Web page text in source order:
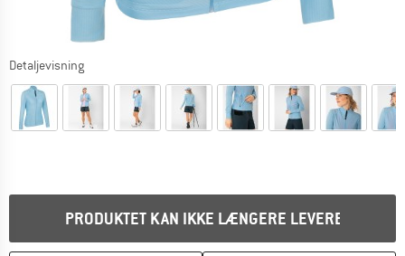
Detaljevisning
PRODUKTET KAN IKKE LÆNGERE LEVERES